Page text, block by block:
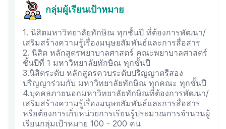
กลุ่มผู้เรียนเป้าหมาย
1. นิสิตมหาวิทยาลัยทักษิณ ทุกชั้นปี ที่ต้องการพัฒนา/
เสริมสร้างความรู้เรื่องมนุษยสัมพันธ์และการสื่อสาร
2. นิสิต หลักสูตรพยาบาลศาสตร์ คณะพยาบาลศาสตร์
ชั้นปีที่ 1 มหาวิทยาลัยทักษิณ ทุกชั้นปี
3.นิสิตระดับ หลักสูตรควบระดับปริญญาตรีสอง
ปริญญาร่วมกับ มหาวิทยาลัยทักษิณ ทุกคณะ ทุกชั้นปี
4.บุคคลภายนอกมหาวิทยาลัยทักษิณที่ต้องการพัฒนา/
เสริมสร้างความรู้เรื่องมนุษยสัมพันธ์และการสื่อสาร
หรือต้องการเก็บหน่วยการเรียนรู้ประมาณการจำนวนผู้
เรียนกลุ่มเป้าหมาย 100 - 200 คน